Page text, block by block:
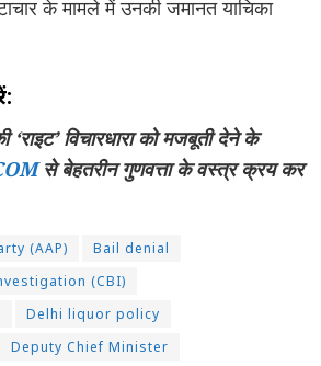
के मामले में उनकी जमानत याचिका
‘राइट’ विचारधारा को मजबूती देने के
से बेहतरीन गुणवत्ता के वस्त्र क्रय कर
(AAP)
Bail denial
(CBI)
Delhi liquor policy
Deputy Chief Minister